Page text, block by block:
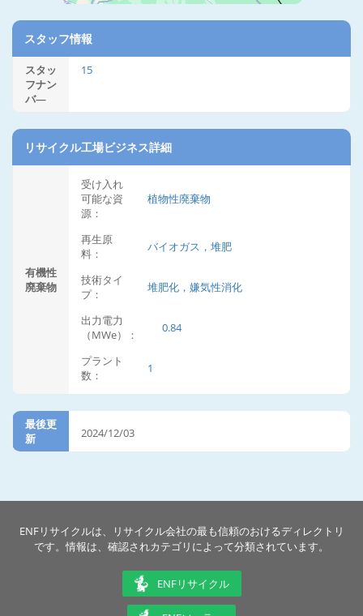
スタッフ情報
スタッ
フナン
バ―
15
リサイクル工場ビジネス詳細
有機性
廃棄物
受け入れ
可能な資
源：
植物性廃棄物
再生原
料：
バイオガス，堆肥
技術タイ
プ：
堆肥化，嫌気性消化
出力電力
（MWe）：
0.84
プラント
数：
1
最後更
新
2024/12/03
ENFリサイクルは、リサイクル会社の最も信頼のおけるディレクトリ
です。情報は、確認されカテゴリによって分類されています。
ENFリサイクル